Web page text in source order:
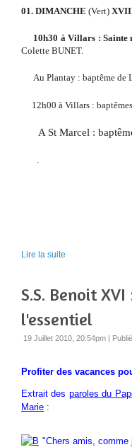
01. DIMANCHE (Vert)
10h30 à Villars : Sainte
Colette BUNET.
Au Plantay : baptême de
12h00 à Villars :
A St Marcel :
.
Lire la suite
S.S. Benoit
l'essentiel
19 Juillet 2010, 20:54pm |
Profiter des vacances
Extrait des paroles du
Marie :
"Chers amis, comme